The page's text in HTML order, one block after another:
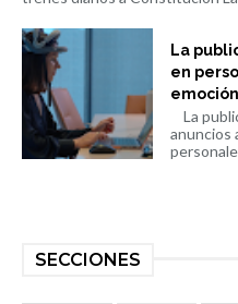
La
en
La
anuncios
SECCIONES